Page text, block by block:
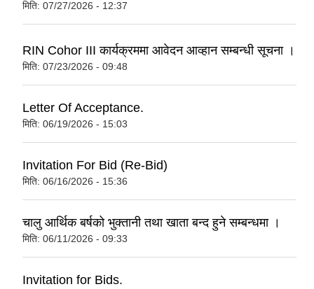
मिति: 07/27/2026 - 12:37
RIN Cohor III कार्यक्रममा आवेदन आव्हान सम्बन्धी सूचना ।
मिति: 07/23/2026 - 09:48
Letter Of Acceptance.
मिति: 06/19/2026 - 15:03
Invitation For Bid (Re-Bid)
मिति: 06/16/2026 - 15:36
चालु आर्थिक बर्षको भुक्तानी तथा खाता बन्द हुने सम्बन्धमा ।
मिति: 06/11/2026 - 09:33
Invitation for Bids.